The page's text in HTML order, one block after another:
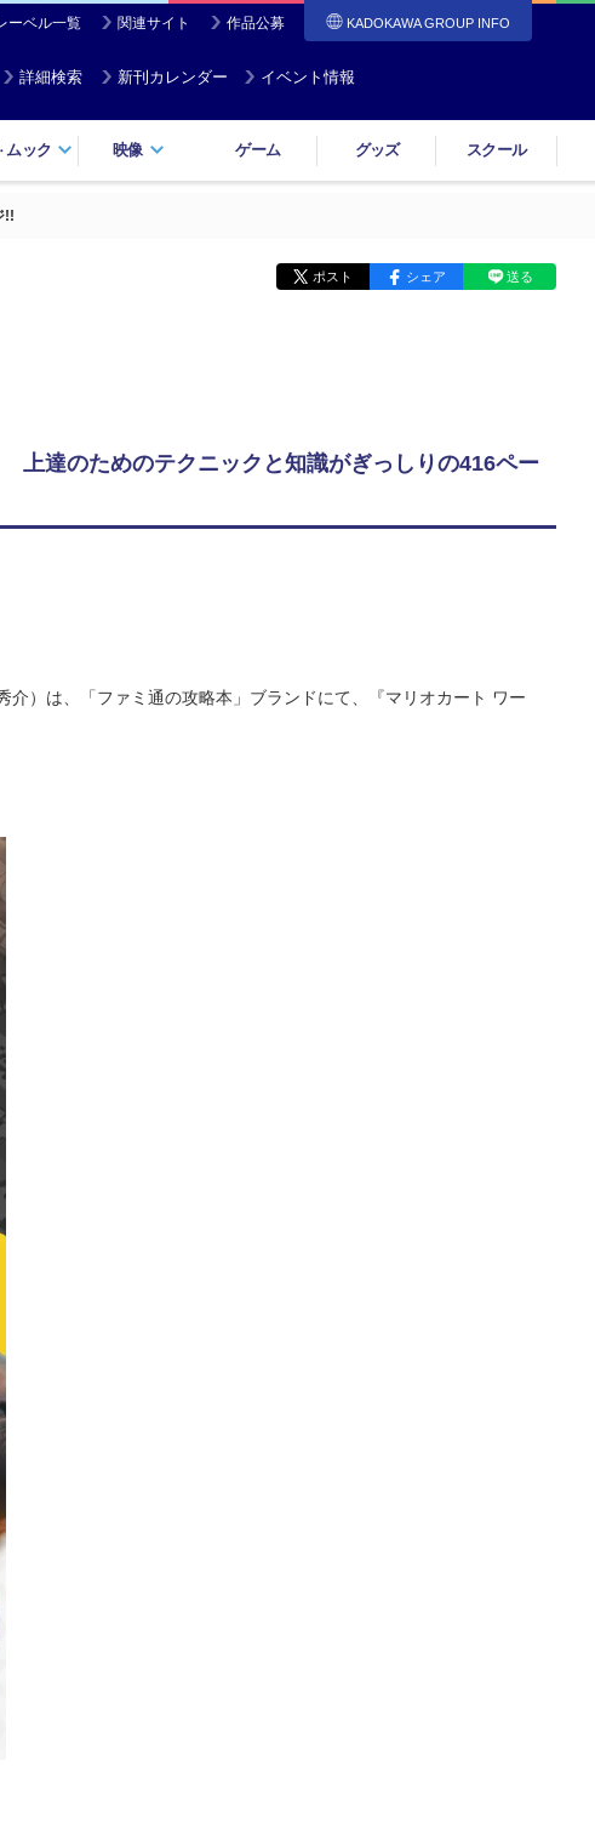
ーベル一覧 関連サイト 作品公募 KADOKAWA GROUP INFO
詳細検索 新刊カレンダー イベント情報
ムック 映像 ゲーム グッズ スクール
!!
ポスト シェア 送る
上達のためのテクニックと知識がぎっしりの416ペー
）は、「ファミ通の攻略本」ブランドにて、『マリオカート ワー